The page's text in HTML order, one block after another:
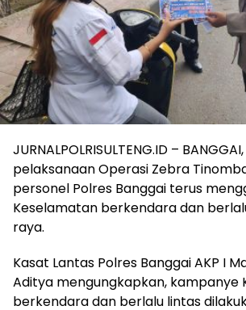
JURNALPOLRISULTENG.ID –
pelaksanaan Operasi Zebra
personel Polres Banggai terus
Keselamatan berkendara dan
raya.
Kasat Lantas Polres Banggai AKP I
Aditya mengungkapkan, kampanye
berkendara dan berlalu lintas